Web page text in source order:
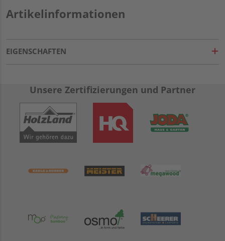
Artikelinformationen
EIGENSCHAFTEN
Unsere Zertifizierungen und Partner